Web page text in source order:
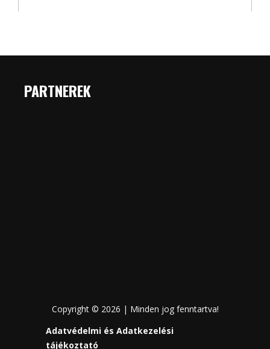
PARTNEREK
Copyright © 2026 | Minden jog fenntartva!
Adatvédelmi és Adatkezelési
tájékoztató